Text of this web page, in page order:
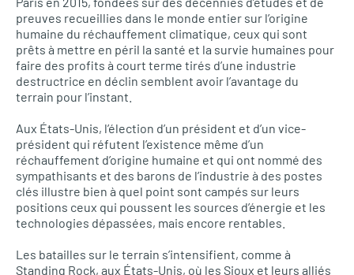
preuves recueillies dans le monde entier sur l’origine
humaine du réchauffement climatique, ceux qui sont
prêts à mettre en péril la santé et la survie humaines pour
faire des profits à court terme tirés d’une industrie
destructrice en déclin semblent avoir l’avantage du
terrain pour l’instant.
Aux États-Unis, l’élection d’un président et d’un vice-
président qui réfutent l’existence même d’un
réchauffement d’origine humaine et qui ont nommé des
sympathisants et des barons de l’industrie à des postes
clés illustre bien à quel point sont campés sur leurs
positions ceux qui poussent les sources d’énergie et les
technologies dépassées, mais encore rentables.
Les batailles sur le terrain s’intensifient, comme à
Standing Rock, aux États-Unis, où les Sioux et leurs alliés